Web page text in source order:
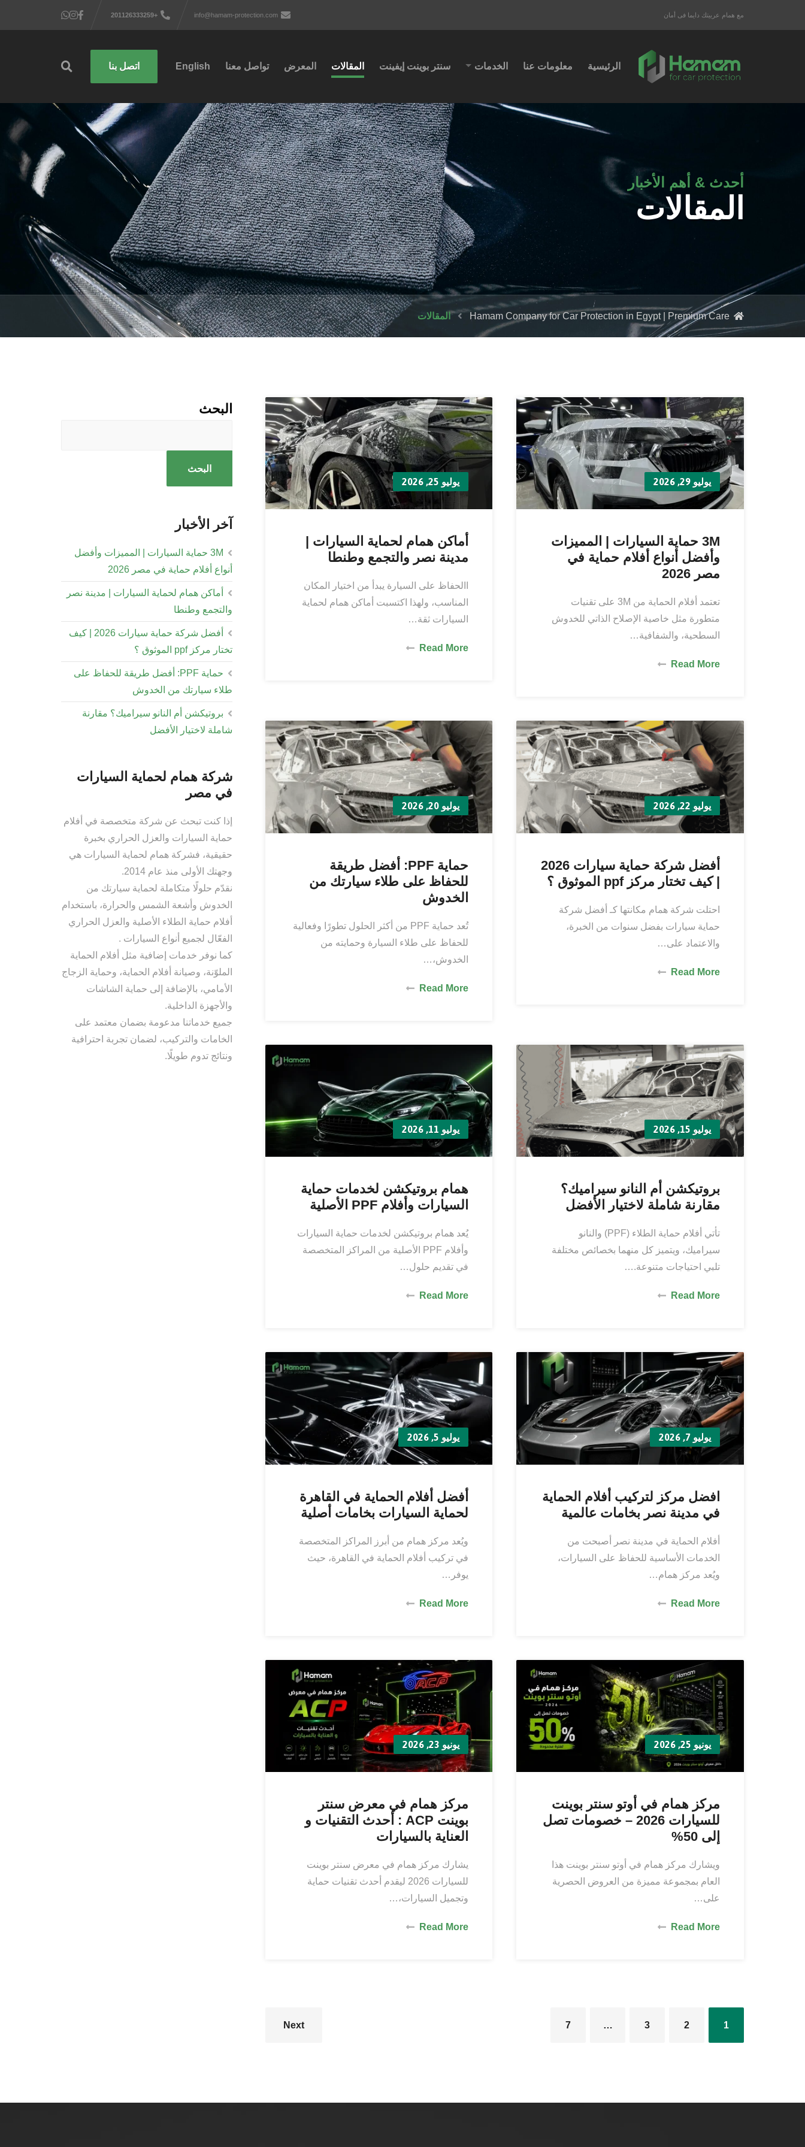
مع همام عربيتك دايما فى أمان info@hamam-protection.com
+201126333259
الرئيسية معلومات عنا الخدمات سنتر بوينت إيفينت المقالات المعرض تواصل معنا English اتصل بنا
أحدث & أهم الأخبار
المقالات
Hamam Company for Car Protection in Egypt | Premium Care المقالات
يوليو 29, 2026
3M حماية السيارات | المميزات
وأفضل أنواع أفلام حماية في
مصر 2026
تعتمد أفلام الحماية من 3M على تقنيات
متطورة مثل خاصية الإصلاح الذاتي للخدوش
السطحية، والشفافية…
Read More
يوليو 25, 2026
أماكن همام لحماية السيارات |
مدينة نصر والتجمع وطنطا
االحفاظ على السيارة يبدأ من اختيار المكان
المناسب، ولهذا اكتسبت أماكن همام لحماية
السيارات ثقة…
Read More
يوليو 22, 2026
أفضل شركة حماية سيارات 2026
| كيف تختار مركز ppf الموثوق ؟
احتلت شركة همام مكانتها كـ أفضل شركة
حماية سيارات بفضل سنوات من الخبرة،
والاعتماد على…
Read More
يوليو 20, 2026
حماية PPF: أفضل طريقة
للحفاظ على طلاء سيارتك من
الخدوش
تُعد حماية PPF من أكثر الحلول تطورًا وفعالية
للحفاظ على طلاء السيارة وحمايته من
الخدوش،…
Read More
يوليو 15, 2026
بروتيكشن أم النانو سيراميك؟
مقارنة شاملة لاختيار الأفضل
تأتي أفلام حماية الطلاء (PPF) والنانو
سيراميك، ويتميز كل منهما بخصائص مختلفة
تلبي احتياجات متنوعة.…
Read More
يوليو 11, 2026
همام بروتيكشن لخدمات حماية
السيارات وأفلام PPF الأصلية
يُعد همام بروتيكشن لخدمات حماية السيارات
وأفلام PPF الأصلية من المراكز المتخصصة
في تقديم حلول…
Read More
يوليو 7, 2026
افضل مركز لتركيب أفلام الحماية
في مدينة نصر بخامات عالمية
أفلام الحماية في مدينة نصر أصبحت من
الخدمات الأساسية للحفاظ على السيارات،
ويُعد مركز همام…
Read More
يوليو 5, 2026
أفضل أفلام الحماية في القاهرة
لحماية السيارات بخامات أصلية
ويُعد مركز همام من أبرز المراكز المتخصصة
في تركيب أفلام الحماية في القاهرة، حيث
يوفر…
Read More
يونيو 25, 2026
مركز همام في أوتو سنتر بوينت
للسيارات 2026 – خصومات تصل
إلى 50%
ويشارك مركز همام في أوتو سنتر بوينت هذا
العام بمجموعة مميزة من العروض الحصرية
على…
Read More
يونيو 23, 2026
مركز همام في معرض سنتر
بوينت ACP : أحدث التقنيات و
العناية بالسيارات
يشارك مركز همام في معرض سنتر بوينت
للسيارات 2026 ليقدم أحدث تقنيات حماية
وتجميل السيارات،…
Read More
تعدد
1
2
3
…
7
Next
البحث
البحث
آخر الأخبار
3M حماية السيارات | المميزات وأفضل
أنواع أفلام حماية في مصر 2026
أماكن همام لحماية السيارات | مدينة نصر
والتجمع وطنطا
أفضل شركة حماية سيارات 2026 | كيف
تختار مركز ppf الموثوق ؟
حماية PPF: أفضل طريقة للحفاظ على
طلاء سيارتك من الخدوش
بروتيكشن أم النانو سيراميك؟ مقارنة
شاملة لاختيار الأفضل
شركة همام لحماية السيارات
في مصر
إذا كنت تبحث عن شركة متخصصة في أفلام
حماية السيارات والعزل الحراري بخبرة
حقيقية، فشركة همام لحماية السيارات هي
وجهتك الأولى منذ عام 2014.
نقدّم حلولًا متكاملة لحماية سيارتك من
الخدوش وأشعة الشمس والحرارة، باستخدام
أفلام حماية الطلاء الأصلية والعزل الحراري
الفعّال لجميع أنواع السيارات .
كما نوفر خدمات إضافية مثل أفلام الحماية
الملوّنة، وصيانة أفلام الحماية، وحماية الزجاج
الأمامي، بالإضافة إلى حماية الشاشات
والأجهزة الداخلية.
جميع خدماتنا مدعومة بضمان معتمد على
الخامات والتركيب، لضمان تجربة احترافية
ونتائج تدوم طويلًا.